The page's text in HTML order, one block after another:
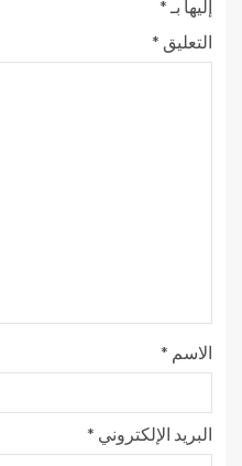
إليها بـ *
التعليق *
الاسم *
البريد الإلكتروني *